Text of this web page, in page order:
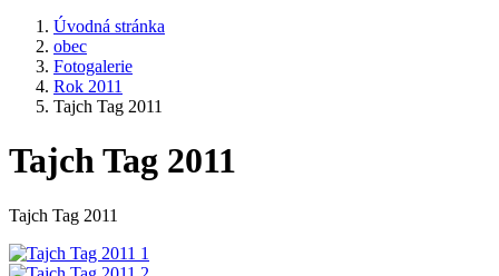
Úvodná stránka
obec
Fotogalerie
Rok 2011
Tajch Tag 2011
Tajch Tag 2011
Tajch Tag 2011